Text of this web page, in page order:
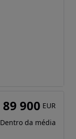
89 900 EUR
Dentro da média